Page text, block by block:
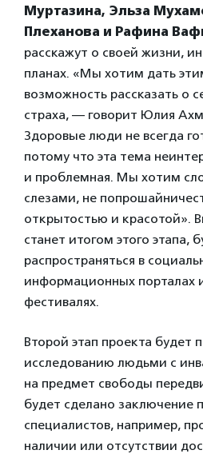
Муртазина, Эльза
Плеханова и Рафина
расскажут о своей жизни,
планах. «Мы хотим дать
возможность рассказать о
страха, — говорит Юлия
Здоровые люди не всегда
потому что эта тема
и проблемная. Мы хотим
слезами, не
открытостью и красотой».
станет итогом этого этапа,
распространяться в
информационных порталах
фестивалях.
Второй этап проекта будет
исследованию людьми с
на предмет свободы
будет сделано заключение
специалистов, например,
наличии или отсутствии